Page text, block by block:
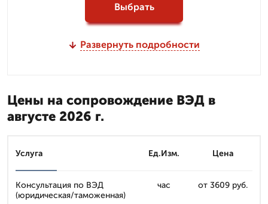
Выбрать
Развернуть подробности
Цены на сопровождение ВЭД в
августе 2026 г.
Услуга Ед.Изм. Цена
Консультация по ВЭД
(юридическая/таможенная)
час от 3609 руб.